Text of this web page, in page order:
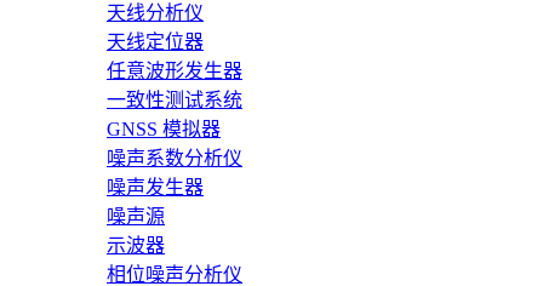
天线分析仪
天线定位器
任意波形发生器
一致性测试系统
GNSS 模拟器
噪声系数分析仪
噪声发生器
噪声源
示波器
相位噪声分析仪